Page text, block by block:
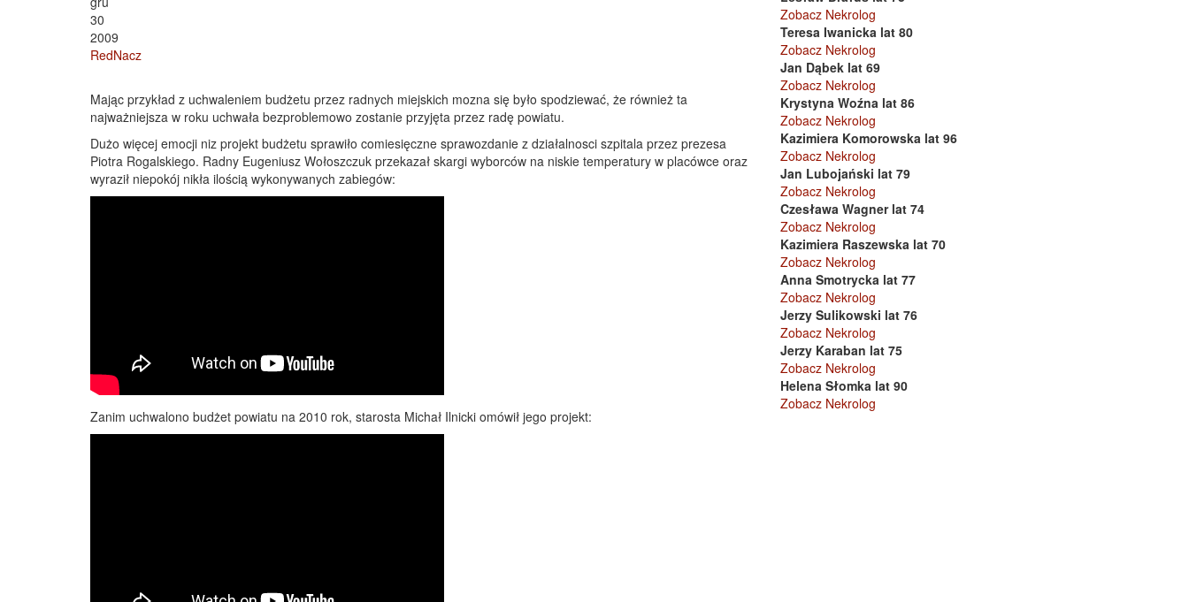
30
2009
RedNacz
Mając przykład z uchwaleniem budżetu przez radnych miejskich mozna się było spodziewać, że również ta
najważniejsza w roku uchwała bezproblemowo zostanie przyjęta przez radę powiatu.
Dużo więcej emocji niz projekt budżetu sprawiło comiesięczne sprawozdanie z działalnosci szpitala przez prezesa
Piotra Rogalskiego. Radny Eugeniusz Wołoszczuk przekazał skargi wyborców na niskie temperatury w placówce oraz
wyraził niepokój nikła ilością wykonywanych zabiegów:
Zanim uchwalono budżet powiatu na 2010 rok, starosta Michał Ilnicki omówił jego projekt:
Zobacz Nekrolog
Teresa Iwanicka lat 80
Zobacz Nekrolog
Jan Dąbek lat 69
Zobacz Nekrolog
Krystyna Woźna lat 86
Zobacz Nekrolog
Kazimiera Komorowska lat 96
Zobacz Nekrolog
Jan Lubojański lat 79
Zobacz Nekrolog
Czesława Wagner lat 74
Zobacz Nekrolog
Kazimiera Raszewska lat 70
Zobacz Nekrolog
Anna Smotrycka lat 77
Zobacz Nekrolog
Jerzy Sulikowski lat 76
Zobacz Nekrolog
Jerzy Karaban lat 75
Zobacz Nekrolog
Helena Słomka lat 90
Zobacz Nekrolog